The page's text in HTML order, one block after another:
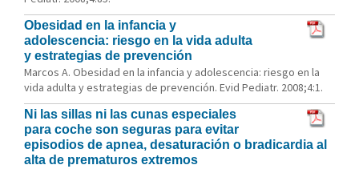
Obesidad en la infancia y
adolescencia: riesgo en la vida adulta
y estrategias de prevención
Marcos A. Obesidad en la infancia y adolescencia: riesgo en la
vida adulta y estrategias de prevención. Evid Pediatr. 2008;4:1.
Ni las sillas ni las cunas especiales
para coche son seguras para evitar
episodios de apnea, desaturación o bradicardia al
alta de prematuros extremos